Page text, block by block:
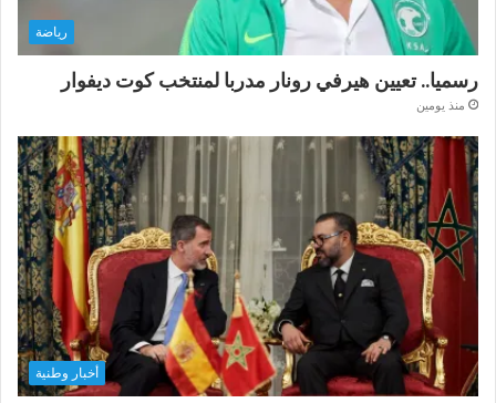
رياضة
رسميا.. تعيين هيرفي رونار مدربا لمنتخب كوت ديفوار
منذ يومين
أخبار وطنية